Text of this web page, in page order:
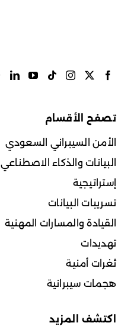
تصفح الأقسام
الأمن السيبراني السعودي
البيانات والذكاء الاصطناعي
إستراتيجية
تسريبات البيانات
القيادة والمسارات المهنية
تهديدات
ثغرات أمنية
هجمات سيبرانية
اكتشف المزيد